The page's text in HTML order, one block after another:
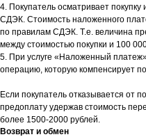
4. Покупатель осматривает
СДЭК. Стоимость наложенного
по правилам СДЭК. Т.е. величина
между стоимостью покупки и 100
5. При услуге «Наложенный
операцию, которую компенсирует
Если покупатель отказывается от
предоплату удержав стоимость
более 1500-2000 рублей.
Возврат и обмен